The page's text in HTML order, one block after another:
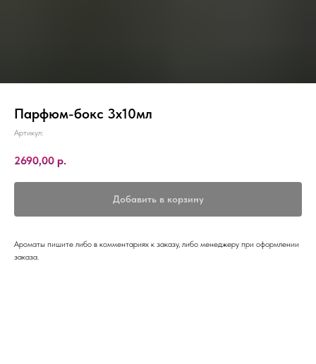
Парфюм-бокс 3х10мл
Артикул:
2690,00 р.
Добавить в корзину
Ароматы пишите либо в комментариях к заказу, либо менеджеру при оформлении
заказа.